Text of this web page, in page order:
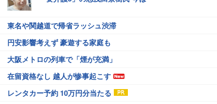
東名や関越道で帰省ラッシュ渋滞
円安影響考えず 豪遊する家庭も
大阪メトロの列車で「煙が充満」
在留資格なし 越人が惨事起こす
レンタカー予約 10万円分当たる